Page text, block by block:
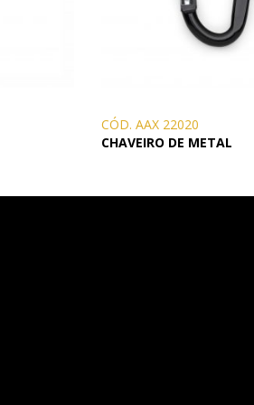
CÓD. AAX 22020
CHAVEIRO DE METAL